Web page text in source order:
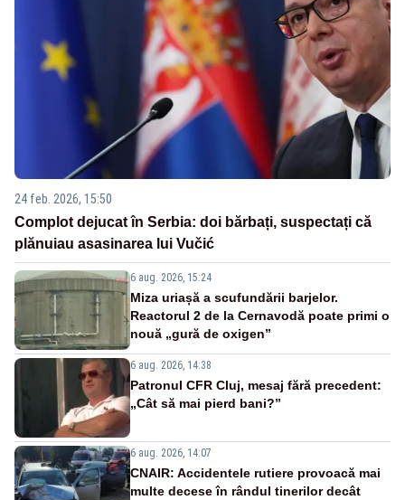
24 feb. 2026, 15:50
Complot dejucat în Serbia: doi bărbați, suspectați că
plănuiau asasinarea lui Vučić
6 aug. 2026, 15:24
Miza uriașă a scufundării barjelor.
Reactorul 2 de la Cernavodă poate primi o
nouă „gură de oxigen”
6 aug. 2026, 14:38
Patronul CFR Cluj, mesaj fără precedent:
„Cât să mai pierd bani?”
6 aug. 2026, 14:07
CNAIR: Accidentele rutiere provoacă mai
multe decese în rândul tinerilor decât